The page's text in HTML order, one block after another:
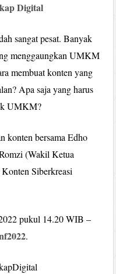
Digital
sangat pesat. Banyak
menggaungkan UMKM
membuat konten yang
Apa saja yang harus
UMKM?
konten bersama Edho
(Wakil Ketua
Siberkreasi
pukul 14.20 WIB –
.